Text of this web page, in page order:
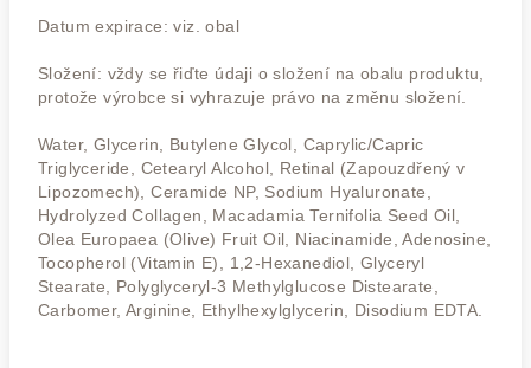
Datum expirace: viz. obal
Složení: vždy se řiďte údaji o složení na obalu produktu,
protože výrobce si vyhrazuje právo na změnu složení.
Water, Glycerin, Butylene Glycol, Caprylic/Capric
Triglyceride, Cetearyl Alcohol, Retinal (Zapouzdřený v
Lipozomech), Ceramide NP, Sodium Hyaluronate,
Hydrolyzed Collagen, Macadamia Ternifolia Seed Oil,
Olea Europaea (Olive) Fruit Oil, Niacinamide, Adenosine,
Tocopherol (Vitamin E), 1,2-Hexanediol, Glyceryl
Stearate, Polyglyceryl-3 Methylglucose Distearate,
Carbomer, Arginine, Ethylhexylglycerin, Disodium EDTA.